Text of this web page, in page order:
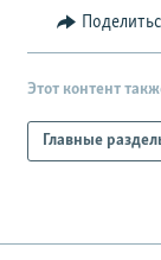
Этот контент
Главные